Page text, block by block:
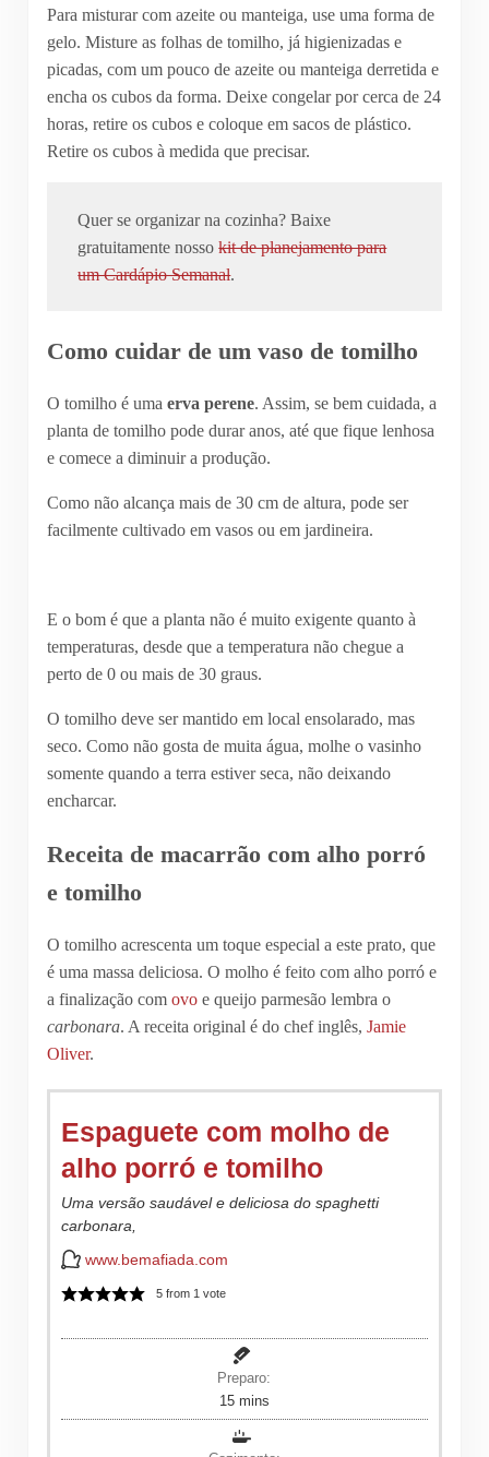
Para misturar com azeite ou manteiga, use uma forma de
gelo. Misture as folhas de tomilho, já higienizadas e
picadas, com um pouco de azeite ou manteiga derretida e
encha os cubos da forma. Deixe congelar por cerca de 24
horas, retire os cubos e coloque em sacos de plástico.
Retire os cubos à medida que precisar.
Quer se organizar na cozinha? Baixe
gratuitamente nossokit de planejamento para
um Cardápio Semanal.
Como cuidar de um vaso de tomilho
O tomilho é uma erva perene. Assim, se bem cuidada, a
planta de tomilho pode durar anos, até que fique lenhosa
e comece a diminuir a produção.
Como não alcança mais de 30 cm de altura, pode ser
facilmente cultivado em vasos ou em jardineira.
E o bom é que a planta não é muito exigente quanto à
temperaturas, desde que a temperatura não chegue a
perto de 0 ou mais de 30 graus.
O tomilho deve ser mantido em local ensolarado, mas
seco. Como não gosta de muita água, molhe o vasinho
somente quando a terra estiver seca, não deixando
encharcar.
Receita de macarrão com alho porró
e tomilho
O tomilho acrescenta um toque especial a este prato, que
é uma massa deliciosa. O molho é feito com alho porró e
a finalização com ovoe queijo parmesão lembra o
carbonara. A receita original é do chef inglês, Jamie
Oliver.
Espaguete com molho de
alho porró e tomilho
Uma versão saudável e deliciosa do spaghetti
carbonara,
www.bemafiada.com
5 from 1 vote
Preparo:
15minutes
mins